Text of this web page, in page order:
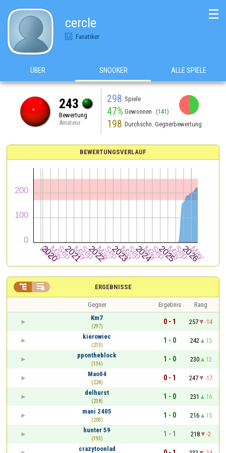
cercle
Fanatiker
☰
ÜBER SNOOKER ALLE SPIELE
243
Bewertung
Amateur
298 Spiele
47% Gewonnen (141)
198 Durchschn. Gegnerbewertung
BEWERTUNGSVERLAUF
ERGEBNISSE
 
Gegner Ergebnis
Rang
Km7
(297)
0 - 1 257
-14
kierowiec
(213)
1 - 0 242
15
ppontheblock
(136)
1 - 0 230
12
Mao04
(224)
0 - 1 247
-17
delhurst
(238)
1 - 0 231
16
mani 2405
(203)
1 - 0 216
15
hunter 59
(193)
1 - 1 218
-2
crazytoonlad